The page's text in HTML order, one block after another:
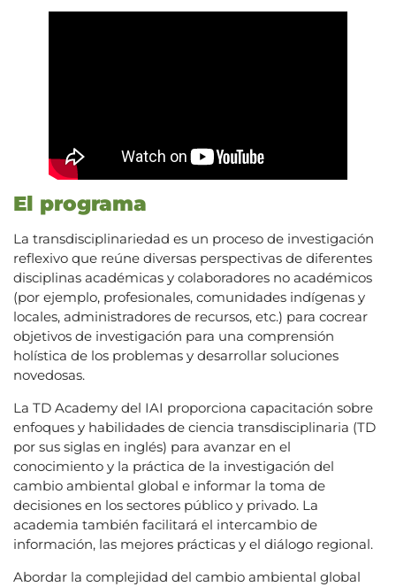
El programa
La transdisciplinariedad es un proceso de investigación
reflexivo que reúne diversas perspectivas de diferentes
disciplinas académicas y colaboradores no académicos
(por ejemplo, profesionales, comunidades indígenas y
locales, administradores de recursos, etc.) para cocrear
objetivos de investigación para una comprensión
holística de los problemas y desarrollar soluciones
novedosas.
La TD Academy del IAI proporciona capacitación sobre
enfoques y habilidades de ciencia transdisciplinaria (TD
por sus siglas en inglés) para avanzar en el
conocimiento y la práctica de la investigación del
cambio ambiental global e informar la toma de
decisiones en los sectores público y privado. La
academia también facilitará el intercambio de
información, las mejores prácticas y el diálogo regional.
Abordar la complejidad del cambio ambiental global